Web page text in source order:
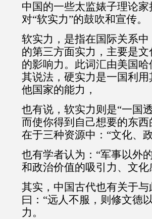
中国的一些太监婊子理论
对“软实力”的鼓吹和宣传。
软实力，是指在国际关系
的第三方面实力，主要是
的影响力。此词汇由美国
其说法，硬实力是一国利
他国家的能力，
也有说，软实力则是“一国
而使你得到自己想要的东
在于三种资源中：“文化、
也有学者认为：“军事以外
和政治价值的吸引力、文化
其实，中国古代也有关于
曰：“远人不服，则修文德
力。